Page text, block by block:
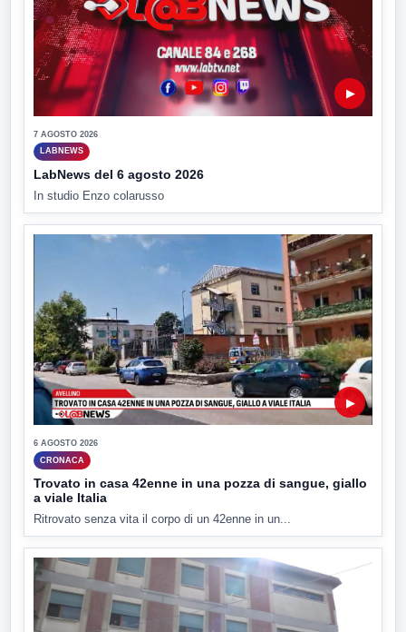
▶
7 AGOSTO 2026
LABNEWS
LabNews del 6 agosto 2026
In studio Enzo colarusso
▶
6 AGOSTO 2026
CRONACA
Trovato in casa 42enne in una pozza di sangue, giallo
a viale Italia
Ritrovato senza vita il corpo di un 42enne in un...